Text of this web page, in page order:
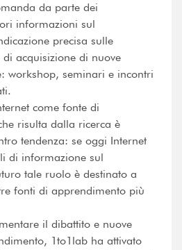
da parte dei
informazioni sul
precisa sulle
acquisizione di nuove
workshop, seminari e incontri
come fonte di
risulta dalla ricerca è
tendenza: se oggi Internet
di informazione sul
tale ruolo è destinato a
fonti di apprendimento più
il dibattito e nuove
1to1lab ha attivato